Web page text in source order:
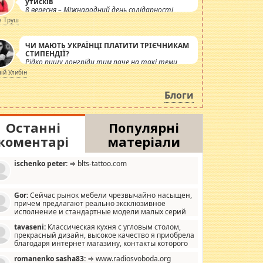
8 вересня – Міжнародний день солідарності
журналістів.
Труш
ЧИ МАЮТЬ УКРАЇНЦІ ПЛАТИТИ ТРІЄЧНИКАМ
СТИПЕНДІЇ?
Рідко пишу лонгріди тим паче на такі теми,
але вже просто дістало! Обурюють сьогоднішні
інсенуації навколо стипендіального питання.
Штучно роздувається ще одна соціальна
катастрофа.
Улибін
Блоги
Останні
Популярні
матеріали
ischenko peter: ⇒ blts-tattoo.com
Gor:Сейчас рынок мебели чрезвычайно насыщен,
причем предлагают реально эксклюзивное
исполнение и стандартные модели малых серий
мало походит на стандартные формы, в MebelOk,
и что главное - со вкусом все в порядке,
ненужных наворотов удорожающих мебель, а это не
tavaseni: Классическая кухня с угловым столом,
прекрасный дизайн, высокое качество я приобрела
благодаря интернет магазину, контакты которого
romanenko sasha83: ⇒ www.radiosvoboda.org